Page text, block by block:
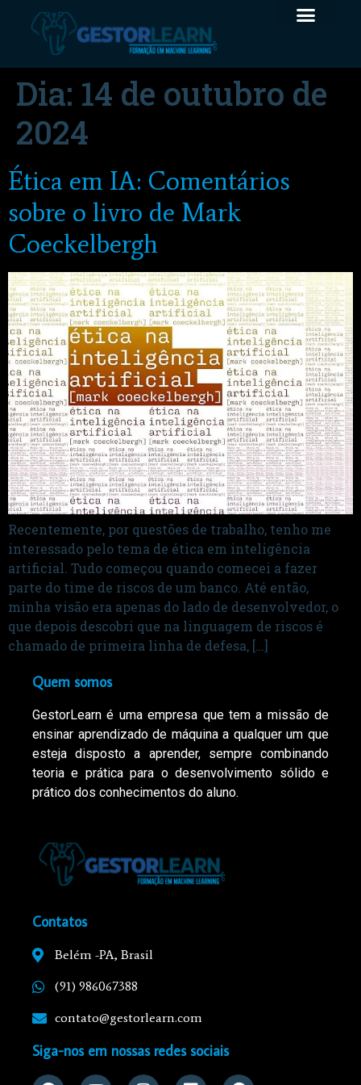
Dia: 14 de outubro de
2024
Ética em IA: Comentários
sobre o livro de Mark
Coeckelbergh
Recentemente, por questões de trabalho, tenho me
interessado pelo tema de ética em inteligência
artificial. Tudo começou quando comecei a fazer
parte do time de riscos de um banco. Até então,
minha visão era apenas do lado de desenvolvedor, o
que depois descobri que na linguagem de riscos é
chamado de primeira linha de defesa, […]
Quem somos
GestorLearn é uma empresa que tem a missão de
ensinar aprendizado de máquina a qualquer um que
esteja disposto a aprender, sempre combinando
teoria e prática para o desenvolvimento sólido e
prático dos conhecimentos do aluno.
Contatos
Belém -PA, Brasil
(91) 986067388
contato@gestorlearn.com
Siga-nos em nossas redes sociais